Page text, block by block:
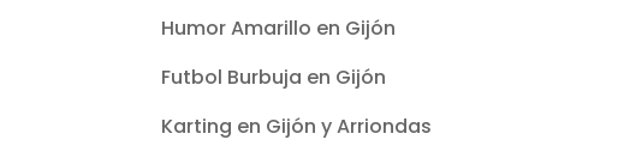
Humor Amarillo en Gijón
Futbol Burbuja en Gijón
Karting en Gijón y Arriondas